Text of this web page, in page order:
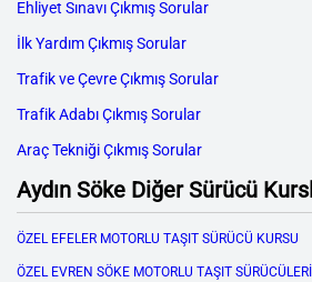
Ehliyet Sınavı Çıkmış Sorular
İlk Yardım Çıkmış Sorular
Trafik ve Çevre Çıkmış Sorular
Trafik Adabı Çıkmış Sorular
Araç Tekniği Çıkmış Sorular
Aydın Söke Diğer Sürücü
ÖZEL EFELER MOTORLU TAŞIT SÜRÜCÜ KURSU
ÖZEL EVREN SÖKE MOTORLU TAŞIT